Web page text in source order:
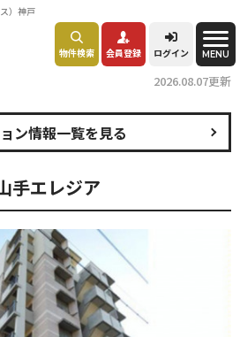
）神戸
物件検索 会員登録 ログイン MENU
2026.08.07更新
手エレジア
ン情報一覧を見る